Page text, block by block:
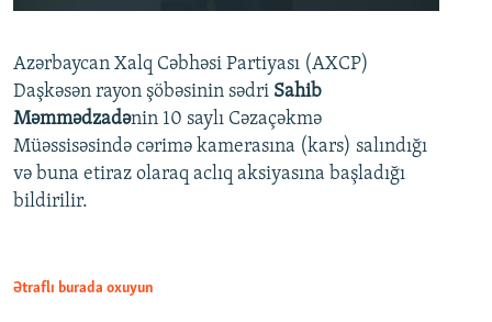
Auto 240p 360p
720p 1080p
360p
720p
1080p
Azərbaycan Xalq Cəbhəsi Partiyası (AXCP)
Daşkəsən rayon şöbəsinin sədri Sahib
Məmmədzadənin 10 saylı Cəzaçəkmə
Müəssisəsində cərimə kamerasına (kars) salındığı
və buna etiraz olaraq aclıq aksiyasına başladığı
bildirilir.
Ətraflı burada oxuyun